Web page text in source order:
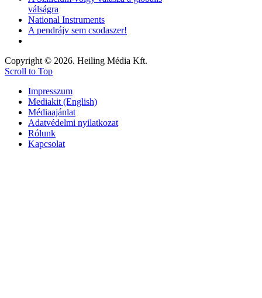
válságra
National Instruments
A pendrájv sem csodaszer!
Copyright © 2026. Heiling Média Kft.
Scroll to Top
Impresszum
Mediakit (English)
Médiaajánlat
Adatvédelmi nyilatkozat
Rólunk
Kapcsolat